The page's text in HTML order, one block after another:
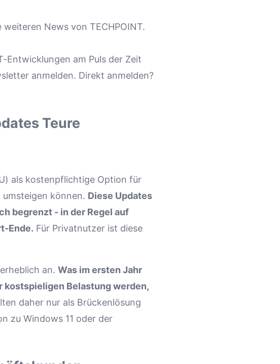
News von TECHPOINT.
Entwicklungen am Puls der Zeit
anmelden. Direkt anmelden?
Teure
als kostenpflichtige Option für
können. Diese Updates
begrenzt - in der Regel auf
Ende. Für Privatnutzer ist diese
an. Was im ersten Jahr
kostspieligen Belastung werden,
daher nur als Brückenlösung
zu Windows 11 oder der